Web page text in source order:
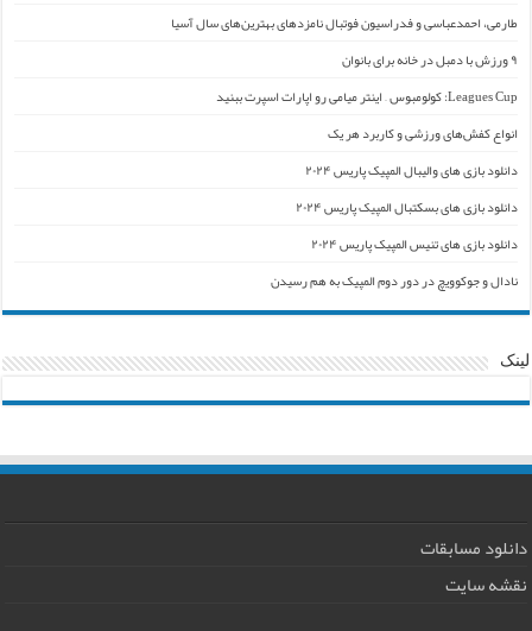
طارمی، احمدعباسی و فدراسیون فوتبال نامزدهای بهترین‌های سال آسیا
۹ ورزش با دمبل در خانه برای بانوان
Leagues Cup: کولومبوس – اینتر میامی رو اپارات اسپرت ببنید
انواع کفش‌های ورزشی و کاربرد هر یک
دانلود بازی های والیبال المپیک پاریس ۲۰۲۴
دانلود بازی های بسکتبال المپیک پاریس ۲۰۲۴
دانلود بازی های تنیس المپیک پاریس ۲۰۲۴
نادال و جوکوویچ در دور دوم المپیک به هم رسیدن
لینک
دانلود مسابقات
نقشه سایت